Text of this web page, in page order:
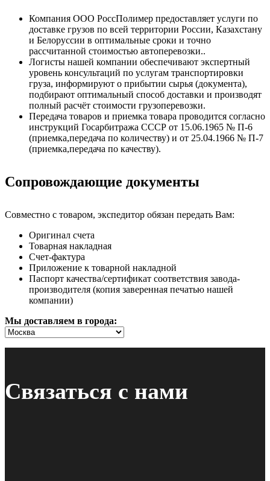
Компания ООО РоссПолимер предоставляет услуги по
доставке грузов по всей территории России, Казахстану
и Белоруссии в оптимальные сроки и точно
рассчитанной стоимостью автоперевозки..
Логисты нашей компании обеспечивают экспертный
уровень консультаций по услугам транспортировки
груза, информируют о прибытии сырья (документа),
подбирают оптимальный способ доставки и производят
полный расчёт стоимости грузоперевозки.
Передача товаров и приемка товара проводится согласно
инструкций Госарбитража СССР от 15.06.1965 № П-6
(приемка,передача по количеству) и от 25.04.1966 № П-7
(приемка,передача по качеству).
Сопровождающие документы
Совместно с товаром, экспедитор обязан передать Вам:
Оригинал счета
Товарная накладная
Счет-фактура
Приложение к товарной накладной
Паспорт качества/сертификат соответствия завода-
производителя (копия заверенная печатью нашей
компании)
Мы доставляем в города:
Связаться с нами